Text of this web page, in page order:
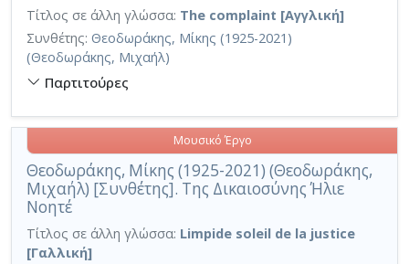
Τίτλος σε άλλη γλώσσα: The complaint [Αγγλική]
Συνθέτης: Θεοδωράκης, Μίκης (1925-2021)
(Θεοδωράκης, Μιχαήλ)
Παρτιτούρες
Θεοδωράκης, Μίκης (1925-2021) (Θεοδωράκης,
Μιχαήλ) [Συνθέτης]. Της Δικαιοσύνης Ήλιε
Νοητέ
Μουσικό Έργο
Τίτλος σε άλλη γλώσσα: Limpide soleil de la justice
[Γαλλική]